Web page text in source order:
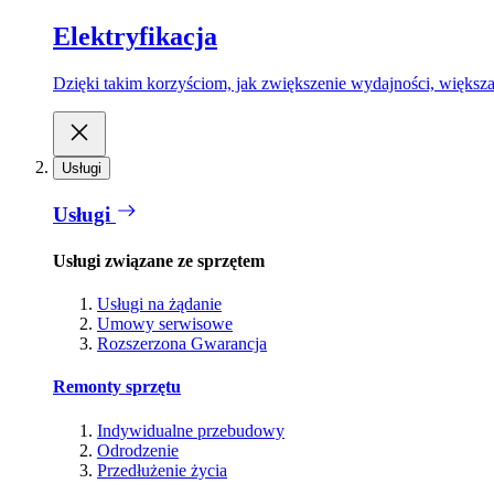
Elektryfikacja
Dzięki takim korzyściom, jak zwiększenie wydajności,
Usługi
Usługi
Usługi związane ze sprzętem
Usługi na żądanie
Umowy serwisowe
Rozszerzona Gwarancja
Remonty sprzętu
Indywidualne przebudowy
Odrodzenie
Przedłużenie życia